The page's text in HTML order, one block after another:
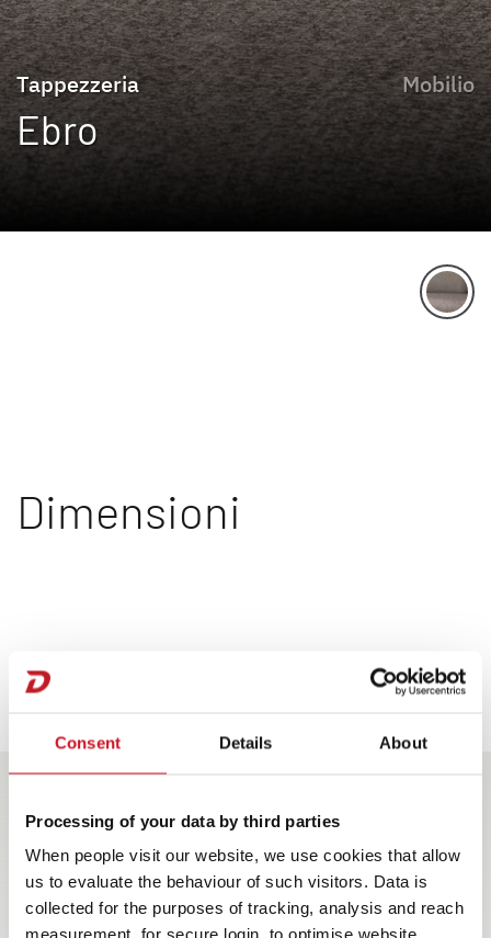
Consent Details About
Processing of your data by third parties
When people visit our website, we use cookies that allow
us to evaluate the behaviour of such visitors. Data is
collected for the purposes of tracking, analysis and reach
measurement, for secure login, to optimise website
Ebro
Tappezzeria Mobilio
Dimensioni